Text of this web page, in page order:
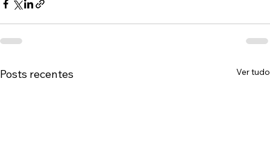
Posts recentes Ver tudo